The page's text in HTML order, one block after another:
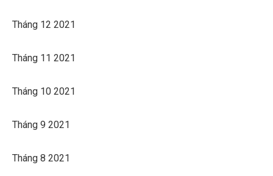
Tháng 12 2021
Tháng 11 2021
Tháng 10 2021
Tháng 9 2021
Tháng 8 2021